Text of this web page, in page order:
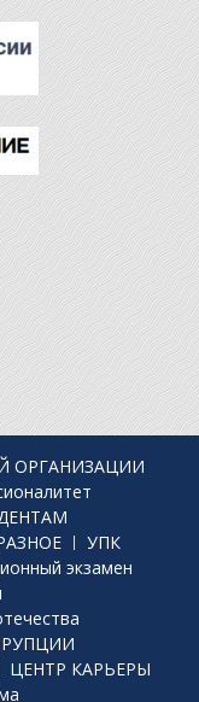
ОРГАНИЗАЦИИ
УПК
экзамен
ЦЕНТР КАРЬЕРЫ